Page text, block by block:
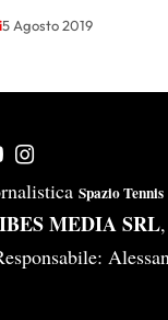
5 Agosto 2019
Spazio Tennis
MEDIA SRL